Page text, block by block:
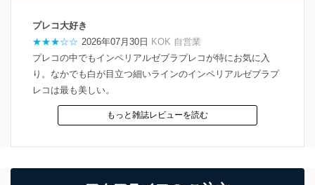
プレコ大好き
★★★☆☆ 2026年07月30日 KOK 自営業
プレコの中でもインペリアルゼブラプレコが特にお気に入
り。なかでも白が目立つ細いラインのインペリアルゼブラプ
レコは最も美しい。
もっと雑誌レビューを読む